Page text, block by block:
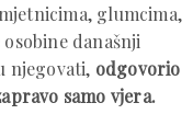
glumcima,
današnji
njegovati, odgovorio
samo vjera.